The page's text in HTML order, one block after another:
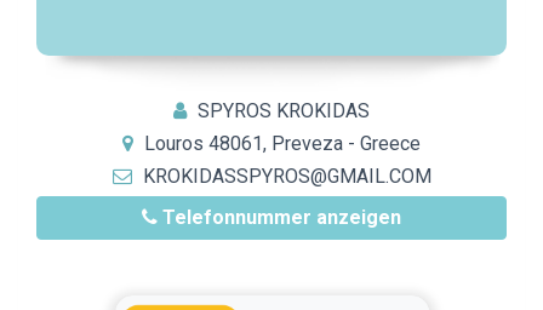
SPYROS KROKIDAS
Louros 48061, Preveza - Greece
KROKIDASSPYROS@GMAIL.COM
Telefonnummer anzeigen